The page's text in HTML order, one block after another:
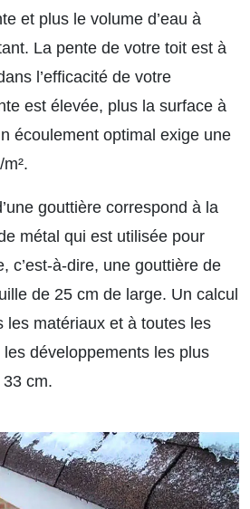
et plus le volume d’eau à
La pente de votre toit est à
l’efficacité de votre
est élevée, plus la surface à
écoulement optimal exige une
gouttière correspond à la
métal qui est utilisée pour
c’est-à-dire, une gouttière de
de 25 cm de large. Un calcul
les matériaux et à toutes les
développements les plus
cm.